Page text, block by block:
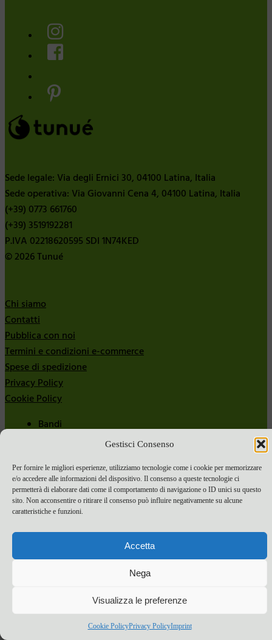
Gestisci Consenso
Per fornire le migliori esperienze, utilizziamo tecnologie come i cookie per memorizzare
e/o accedere alle informazioni del dispositivo. Il consenso a queste tecnologie ci
permetterà di elaborare dati come il comportamento di navigazione o ID unici su questo
sito. Non acconsentire o ritirare il consenso può influire negativamente su alcune
caratteristiche e funzioni.
Accetta
Nega
Visualizza le preferenze
Cookie PolicyPrivacy PolicyImprint
Sede legale: Via degli Ernici 30, 04100 Latina, Italia
Sede operativa: Via Giovanni Cena 4, 04100 Latina, Italia
(+39) 0773 661760
(+39) 3519192281
P.IVA 02218620595 SDI 1N74KED
© 2026 Tunué
Chi siamo
Contatti
Pubblica con noi
Termini e condizioni e-commerce
Spese di spedizione
Privacy Policy
Cookie Policy
Bandi
Bandi 2024